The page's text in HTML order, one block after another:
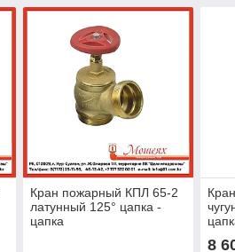
Кран пожарный КПЛ 65-2
латунный 125° цапка -
цапка
8